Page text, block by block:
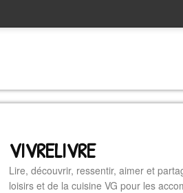
VIVRELIVRE
Lire, découvrir, ressentir, aimer et
loisirs et de la cuisine VG pour les